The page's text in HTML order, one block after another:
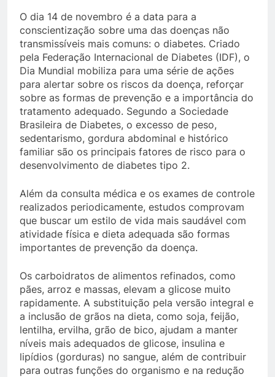
O dia 14 de novembro é a data para a
conscientização sobre uma das doenças não
transmissíveis mais comuns: o diabetes. Criado
pela Federação Internacional de Diabetes (IDF), o
Dia Mundial mobiliza para uma série de ações
para alertar sobre os riscos da doença, reforçar
sobre as formas de prevenção e a importância do
tratamento adequado. Segundo a Sociedade
Brasileira de Diabetes, o excesso de peso,
sedentarismo, gordura abdominal e histórico
familiar são os principais fatores de risco para o
desenvolvimento de diabetes tipo 2.
Além da consulta médica e os exames de controle
realizados periodicamente, estudos comprovam
que buscar um estilo de vida mais saudável com
atividade física e dieta adequada são formas
importantes de prevenção da doença.
Os carboidratos de alimentos refinados, como
pães, arroz e massas, elevam a glicose muito
rapidamente. A substituição pela versão integral e
a inclusão de grãos na dieta, como soja, feijão,
lentilha, ervilha, grão de bico, ajudam a manter
níveis mais adequados de glicose, insulina e
lipídios (gorduras) no sangue, além de contribuir
para outras funções do organismo e na redução